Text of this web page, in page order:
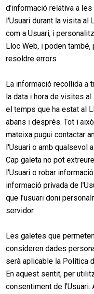
d'informació relativa a
l'Usuari durant la visita al
com a Usuari, i
Lloc Web, i poden
resoldre errors.
La informació recollida a
la data i hora de visites
el temps que ha estat al
abans i després. Tot i
mateixa pugui contactar
l'Usuari o amb qualsevol
Cap galeta no pot
l'Usuari o robar
informació privada de
que l'usuari doni
servidor.
Les galetes que
consideren dades
serà aplicable la Política
En aquest sentit, per
consentiment de